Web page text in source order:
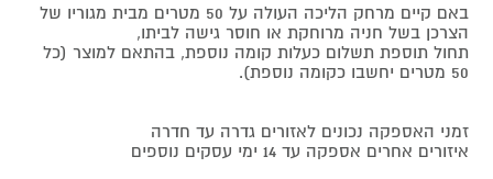
באם קיים מרחק הליכה העולה על 50 מטרים מבית מגוריו של
הצרכן בשל חניה מרוחקת או חוסר גישה לביתו,
תחול תוספת תשלום כעלות קומה נוספת, בהתאם למוצר (כל
50 מטרים יחשבו כקומה נוספת).
זמני האספקה נכונים לאזורים גדרה עד חדרה
איזורים אחרים אספקה עד 14 ימי עסקים נוספים